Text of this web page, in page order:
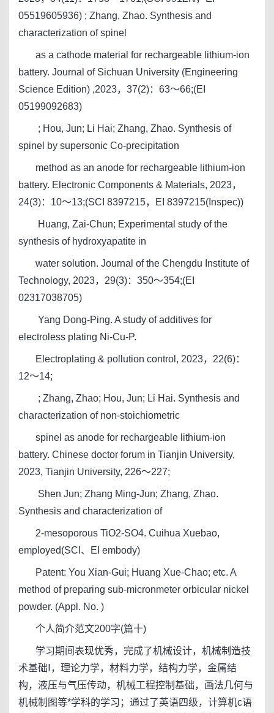
05519605936) ; Zhang, Zhao. Synthesis and
characterization of spinel
as a cathode material for rechargeable lithium-ion
battery. Journal of Sichuan University (Engineering
Science Edition) ,2023，37(2)：63～66;(EI
05199092683)
; Hou, Jun; Li Hai; Zhang, Zhao. Synthesis of
spinel by supersonic Co-precipitation
method as an anode for rechargeable lithium-ion
battery. Electronic Components & Materials, 2023，
24(3)：10～13;(SCI 8397215，EI 8397215(Inspec))
Huang, Zai-Chun; Experimental study of the
synthesis of hydroxyapatite in
water solution. Journal of the Chengdu Institute of
Technology, 2023，29(3)：350～354;(EI
02317038705)
Yang Dong-Ping. A study of additives for
electroless plating Ni-Cu-P.
Electroplating & pollution control, 2023，22(6)：
12～14;
; Zhang, Zhao; Hou, Jun; Li Hai. Synthesis and
characterization of non-stoichiometric
spinel as anode for rechargeable lithium-ion
battery. Chinese doctor forum in Tianjin University,
2023, Tianjin University, 226～227;
Shen Jun; Zhang Ming-Jun; Zhang, Zhao.
Synthesis and characterization of
2-mesoporous TiO2-SO4. Cuihua Xuebao,
employed(SCI、EI embody)
Patent: You Xian-Gui; Huang Xue-Chao; etc. A
method of preparing sub-micronmeter orbicular nickel
powder. (Appl. No. )
个人简介范文200字(篇十)
学习期间表现优秀，完成了机械设计，机械制造技
术基础Ⅰ，理论力学，材料力学，结构力学，金属结
构，液压与气压传动，机械工程控制基础，画法几何与
机械制图等*学科的学习；通过了英语四级，计算机c语